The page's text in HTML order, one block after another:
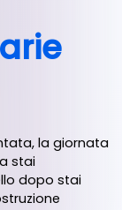
la giornata
stai
dopo stai